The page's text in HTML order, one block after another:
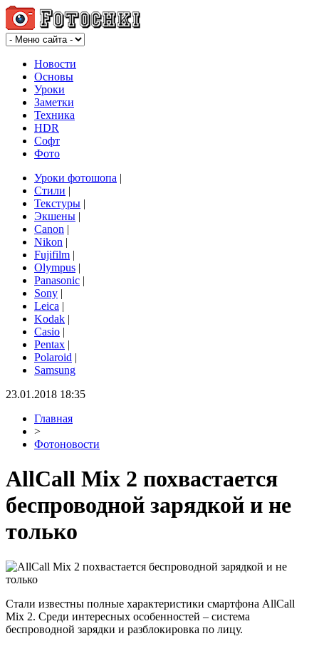
Новости
Основы
Уроки
Заметки
Техника
HDR
Софт
Фото
Уроки фотошопа |
Стили |
Текстуры |
Экшены |
Canon |
Nikon |
Fujifilm |
Olympus |
Panasonic |
Sony |
Leica |
Kodak |
Casio |
Pentax |
Polaroid |
Samsung
23.01.2018 18:35
Главная
>
Фотоновости
AllCall Mix 2 похвастается
беспроводной зарядкой и не
только
Стали известны полные характеристики смартфона AllCall
Mix 2. Среди интересных особенностей – система
беспроводной зарядки и разблокировка по лицу.